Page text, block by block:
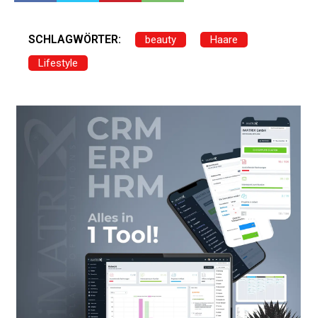
SCHLAGWÖRTER: beauty
Haare
Lifestyle